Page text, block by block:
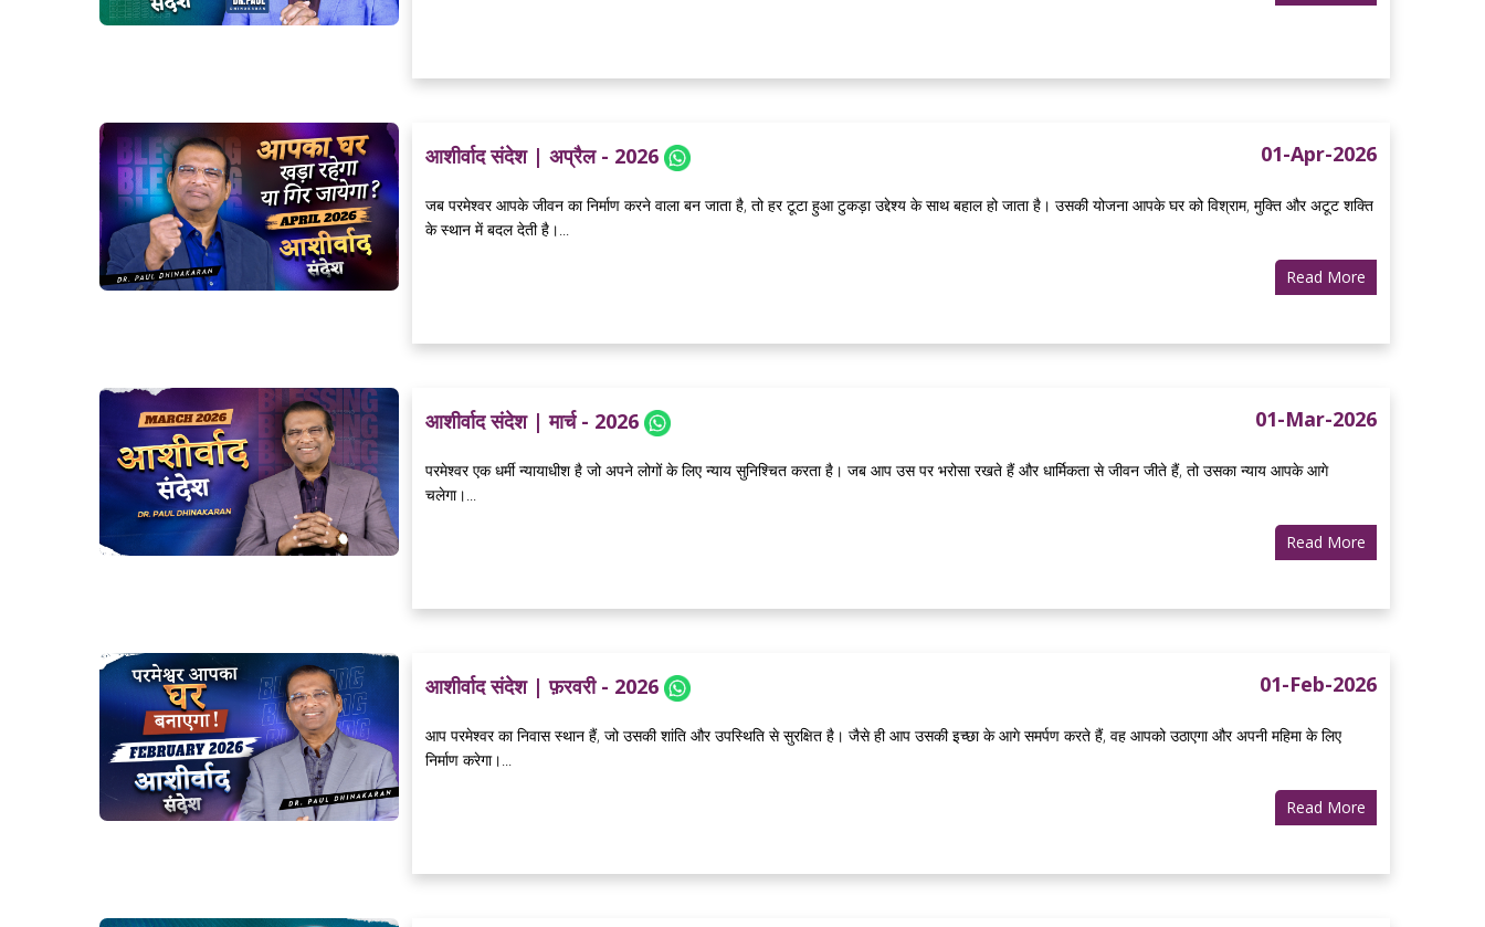
आशीर्वाद संदेश | अप्रैल - 2026 01-Apr-2026
जब परमेश्वर आपके जीवन का निर्माण करने वाला बन जाता है, तो हर टूटा हुआ टुकड़ा उद्देश्य के साथ बहाल हो जाता है। उसकी योजना आपके घर को विश्राम, मुक्ति और अटूट शक्ति
के स्थान में बदल देती है।...
Read More
आशीर्वाद संदेश | मार्च - 2026 01-Mar-2026
परमेश्वर एक धर्मी न्यायाधीश है जो अपने लोगों के लिए न्याय सुनिश्चित करता है। जब आप उस पर भरोसा रखते हैं और धार्मिकता से जीवन जीते हैं, तो उसका न्याय आपके आगे
चलेगा।...
Read More
आशीर्वाद संदेश | फ़रवरी - 2026 01-Feb-2026
आप परमेश्वर का निवास स्थान हैं, जो उसकी शांति और उपस्थिति से सुरक्षित है। जैसे ही आप उसकी इच्छा के आगे समर्पण करते हैं, वह आपको उठाएगा और अपनी महिमा के लिए
निर्माण करेगा।...
Read More